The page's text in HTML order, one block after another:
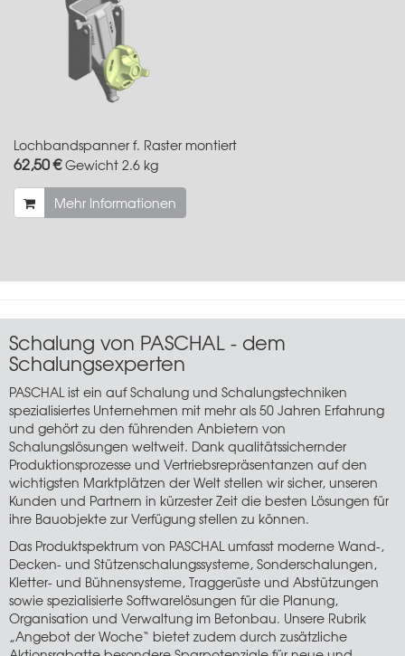
Lochbandspanner f. Raster montiert
62,50 €Gewicht 2.6 kg
Mehr Informationen
Schalung von PASCHAL - dem
Schalungsexperten
PASCHAL ist ein auf Schalung und Schalungstechniken
spezialisiertes Unternehmen mit mehr als 50 Jahren Erfahrung
und gehört zu den führenden Anbietern von
Schalungslösungen weltweit. Dank qualitätssichernder
Produktionsprozesse und Vertriebsrepräsentanzen auf den
wichtigsten Marktplätzen der Welt stellen wir sicher, unseren
Kunden und Partnern in kürzester Zeit die besten Lösungen für
ihre Bauobjekte zur Verfügung stellen zu können.
Das Produktspektrum von PASCHAL umfasst moderne Wand-,
Decken- und Stützenschalungssysteme, Sonderschalungen,
Kletter- und Bühnensysteme, Traggerüste und Abstützungen
sowie spezialisierte Softwarelösungen für die Planung,
Organisation und Verwaltung im Betonbau. Unsere Rubrik
„Angebot der Woche“ bietet zudem durch zusätzliche